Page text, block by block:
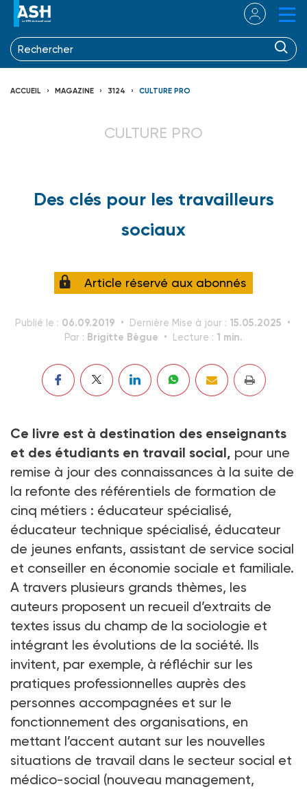
ACCUEIL MAGAZINE 3124 CULTURE PRO
CULTURE PRO
Des clés pour les travailleurs
sociaux
Article réservé aux abonnés
Publié le : 06.09.2019 Dernière Mise à jour : 15.05.2025
Par : Brigitte Bègue Lecture : 1 min.
Ce livre est à destination des enseignants
et des étudiants en travail social, pour une
remise à jour des connaissances à la suite de
la refonte des référentiels de formation de
cinq métiers : éducateur spécialisé,
éducateur technique spécialisé, éducateur
de jeunes enfants, assistant de service social
et conseiller en économie sociale et familiale.
A travers plusieurs grands thèmes, les
auteurs proposent un recueil d’extraits de
textes issus du champ de la sociologie et
intégrant les évolutions de la société. Ils
invitent, par exemple, à réfléchir sur les
pratiques professionnelles auprès des
personnes accompagnées et sur le
fonctionnement des organisations, en
mettant l’accent autant sur les nouvelles
situations de travail dans le secteur social et
médico-social (nouveau management,